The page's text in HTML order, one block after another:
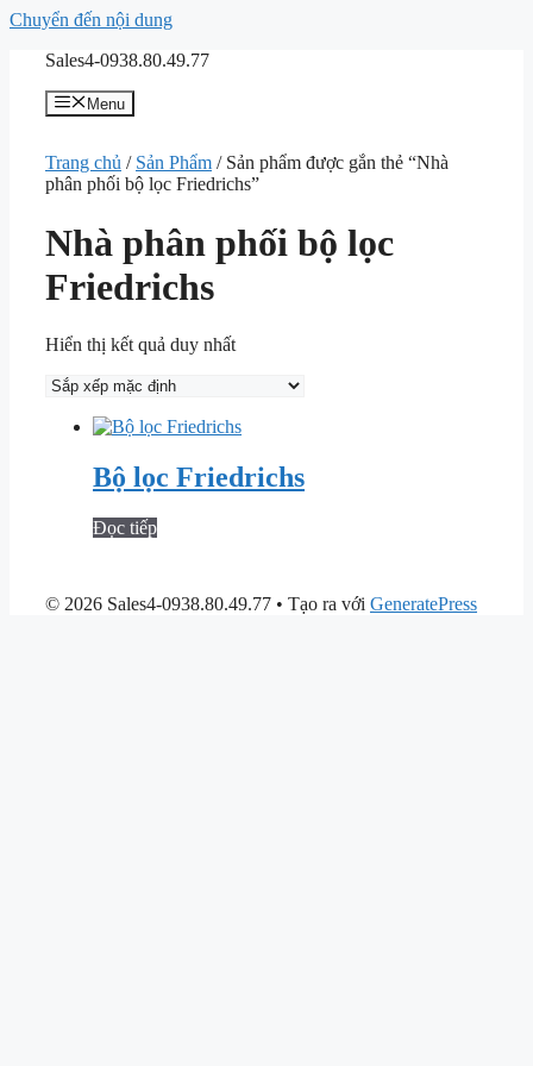
Chuyển đến nội dung
Sales4-0938.80.49.77
Menu
Trang chủ / Sản Phẩm / Sản phẩm được gắn thẻ “Nhà
phân phối bộ lọc Friedrichs”
Nhà phân phối bộ lọc
Friedrichs
Hiển thị kết quả duy nhất
Bộ lọc Friedrichs
Đọc tiếp
© 2026 Sales4-0938.80.49.77 • Tạo ra với GeneratePress